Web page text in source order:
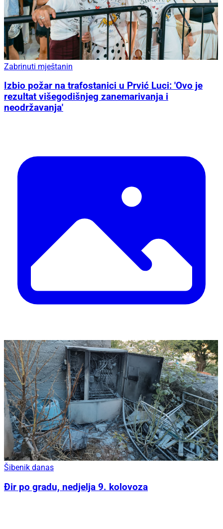
Zabrinuti mještanin
Izbio požar na trafostanici u Prvić Luci: 'Ovo je
rezultat višegodišnjeg zanemarivanja i
neodržavanja'
Šibenik danas
Đir po gradu, nedjelja 9. kolovoza